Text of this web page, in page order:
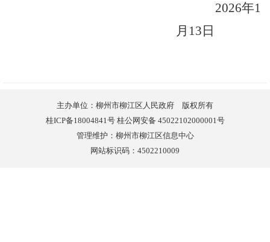
2026年1
月 13 日
主办单位：柳州市柳江区人民政府 版权所有
桂ICP备18004841号 桂公网安备 45022102000001号
管理维护：柳州市柳江区信息中心
网站标识码：4502210009